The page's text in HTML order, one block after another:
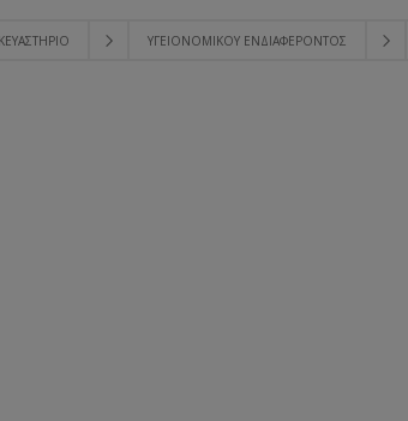
ΥΓΕΙΟΝΟΜΙΚΟΎ ΕΝΔΙΑΦΈΡΟΝΤΟΣ